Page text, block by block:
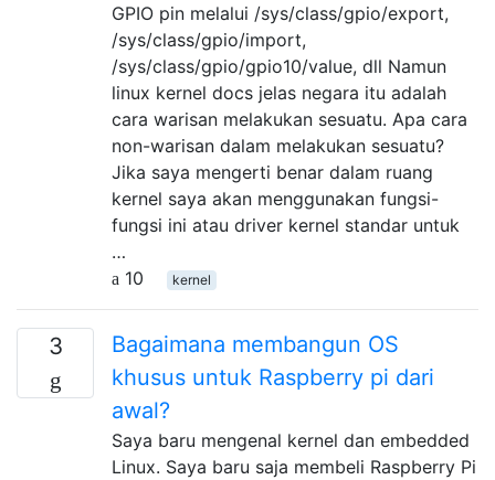
GPIO pin melalui /sys/class/gpio/export,
/sys/class/gpio/import,
/sys/class/gpio/gpio10/value, dll Namun
linux kernel docs jelas negara itu adalah
cara warisan melakukan sesuatu. Apa cara
non-warisan dalam melakukan sesuatu?
Jika saya mengerti benar dalam ruang
kernel saya akan menggunakan fungsi-
fungsi ini atau driver kernel standar untuk
…
10
kernel
3
Bagaimana membangun OS
khusus untuk Raspberry pi dari
awal?
Saya baru mengenal kernel dan embedded
Linux. Saya baru saja membeli Raspberry Pi